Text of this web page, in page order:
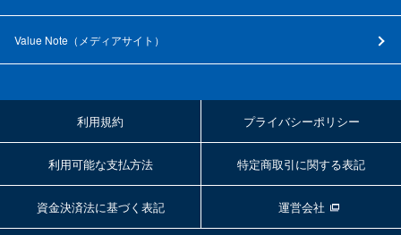
Value Note（ メディアサイト ）
利用規約 プライバシーポリシー
利用可能な支払方法 特定商取引に関する表記
資金決済法に基づく表記 運営会社